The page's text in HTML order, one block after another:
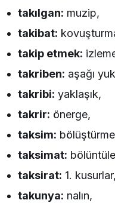
takılgan: muzip,
takibat:
takip etmek:
takriben: aşağı
takribi: yaklaşık,
takrir: önerge,
taksim:
taksimat:
taksirat: 1.
takunya: nalın,